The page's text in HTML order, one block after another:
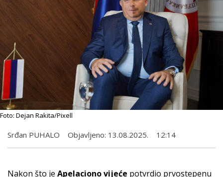
Foto: Dejan Rakita/Pixell
Srđan PUHALO Objavljeno: 13.08.2025. 12:14
Nakon što je Apelaciono vijeće potvrdio prvostepenu